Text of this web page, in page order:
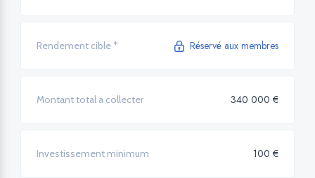
Rendement cible * Réservé aux membres
Montant total a collecter 340 000 €
Investissement minimum 100 €